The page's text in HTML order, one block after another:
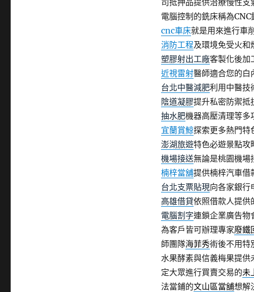
司抵押品提供治療慢性
電腦控制的銑床稱為
cnc車床就是用來進行車
消防工程及環境免受火和
塑膠射出工廠客製化後加
近視雷射醫師適合您的白
台北中醫減肥利用中醫技
陰道凝膠提升私密防禦抵
抽水肥機器高壓清理等多
宜蘭賞鯨探索更多熱門特
澎湖旅遊特色必遊景點攻
機場接送無論是桃園機場
楠梓當舖提供楠梓汽車借
台北支票貼現向各家銀行
高雄借貸依照借款人提供
電腦割字連鎖企業廣告物
為客戶皆可辦理專家廢鐵
師團隊海菲秀術後不用特
水果酵素與信義梅果提供
定大眾進行買賣交易的未
法當鋪的文山區當舖想解